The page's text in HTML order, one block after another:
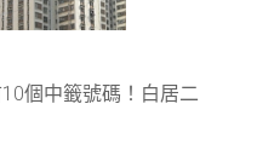
個中籤號碼！白居二